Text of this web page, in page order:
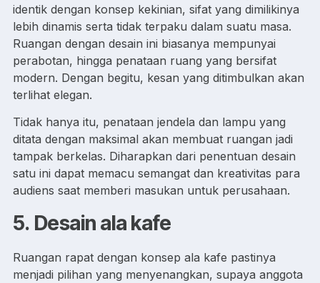
identik dengan konsep kekinian, sifat yang dimilikinya
lebih dinamis serta tidak terpaku dalam suatu masa.
Ruangan dengan desain ini biasanya mempunyai
perabotan, hingga penataan ruang yang bersifat
modern. Dengan begitu, kesan yang ditimbulkan akan
terlihat elegan.
Tidak hanya itu, penataan jendela dan lampu yang
ditata dengan maksimal akan membuat ruangan jadi
tampak berkelas. Diharapkan dari penentuan desain
satu ini dapat memacu semangat dan kreativitas para
audiens saat memberi masukan untuk perusahaan.
5. Desain ala kafe
Ruangan rapat dengan konsep ala kafe pastinya
menjadi pilihan yang menyenangkan, supaya anggota